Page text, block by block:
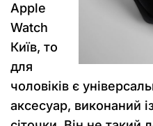
Аpple
Watch
Київ, то
для
чоловіків є
аксесуар, виконаний